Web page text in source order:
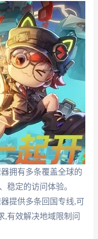
拥有多条覆盖全球的
稳定的访问体验。
提供多条回国专线,可
,有效解决地域限制问